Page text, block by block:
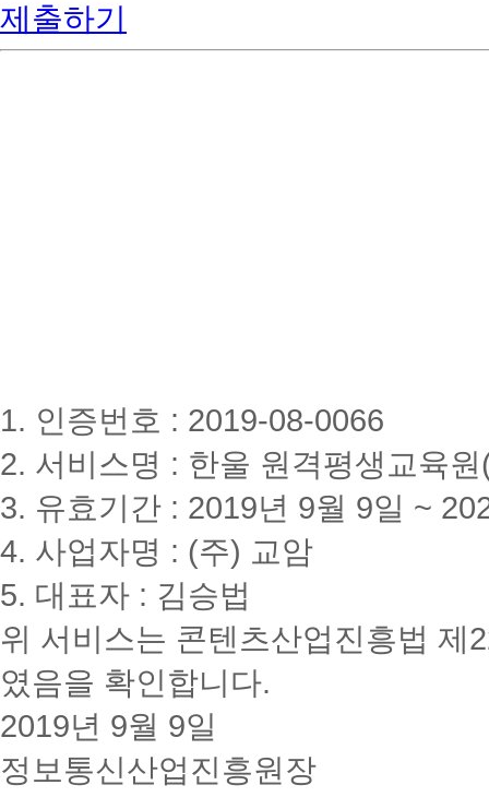
제출하기
1. 인증번호 : 2019-08-0066
2. 서비스명 : 한울 원격평생교육
3. 유효기간 : 2019년 9월 9일 ~
4. 사업자명 : (주) 교암
5. 대표자 : 김승법
위 서비스는 콘텐츠산업진흥법 제
였음을 확인합니다.
2019년 9월 9일
정보통신산업진흥원장